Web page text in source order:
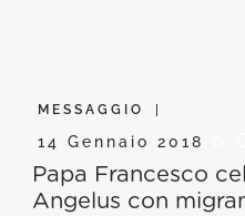
MESSAGGIO
14 Gennaio 2018
Papa Francesco
Angelus con